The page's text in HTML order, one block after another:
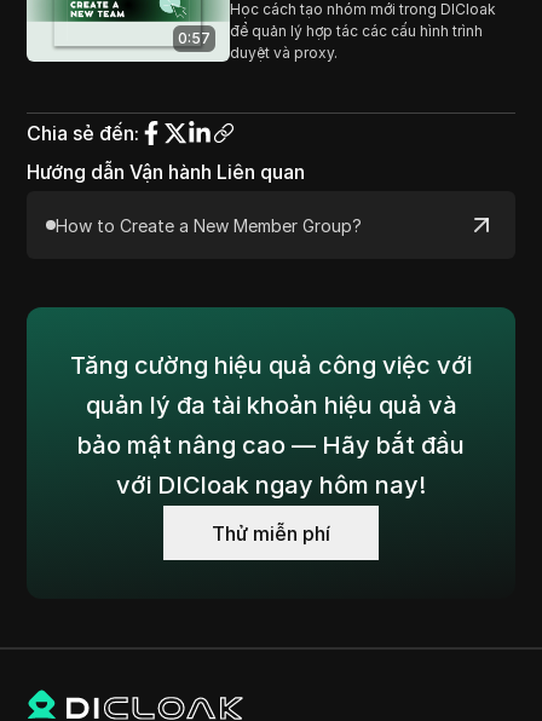
0:57
Học cách tạo nhóm mới trong DICloak
để quản lý hợp tác các cấu hình trình
duyệt và proxy.
Chia sẻ đến:
Hướng dẫn Vận hành Liên quan
How to Create a New Member Group?
Tăng cường hiệu quả công việc với
quản lý đa tài khoản hiệu quả và
bảo mật nâng cao — Hãy bắt đầu
với DICloak ngay hôm nay!
Thử miễn phí